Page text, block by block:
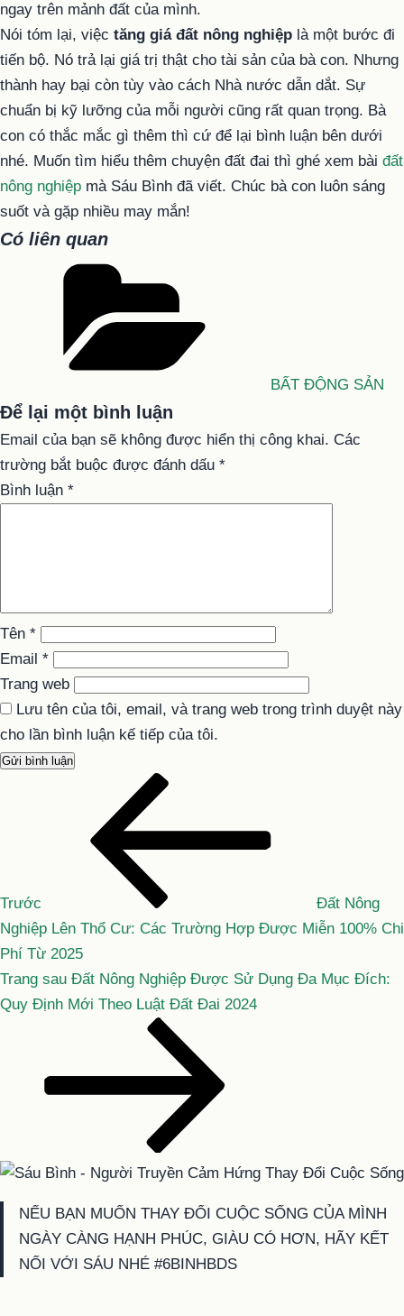
ngay trên mảnh đất của mình.
Nói tóm lại, việc tăng giá đất nông nghiệp là một bước đi
tiến bộ. Nó trả lại giá trị thật cho tài sản của bà con. Nhưng
thành hay bại còn tùy vào cách Nhà nước dẫn dắt. Sự
chuẩn bị kỹ lưỡng của mỗi người cũng rất quan trọng. Bà
con có thắc mắc gì thêm thì cứ để lại bình luận bên dưới
nhé. Muốn tìm hiểu thêm chuyện đất đai thì ghé xem bài đất
nông nghiệp mà Sáu Bình đã viết. Chúc bà con luôn sáng
suốt và gặp nhiều may mắn!
Có liên quan
BẤT ĐỘNG SẢN
Để lại một bình luận
Email của bạn sẽ không được hiển thị công khai. Các
trường bắt buộc được đánh dấu *
Bình luận *
Tên *
Email *
Trang web
Lưu tên của tôi, email, và trang web trong trình duyệt này
cho lần bình luận kế tiếp của tôi.
viết
Trước
Đất Nông
Nghiệp Lên Thổ Cư: Các Trường Hợp Được Miễn 100% Chi
Phí Từ 2025
Bài
tiếp
Trang sau Đất Nông Nghiệp Được Sử Dụng Đa Mục Đích:
Quy Định Mới Theo Luật Đất Đai 2024
NẾU BẠN MUỐN THAY ĐỔI CUỘC SỐNG CỦA MÌNH
NGÀY CÀNG HẠNH PHÚC, GIÀU CÓ HƠN, HÃY KẾT
NỐI VỚI SÁU NHÉ #6BINHBDS